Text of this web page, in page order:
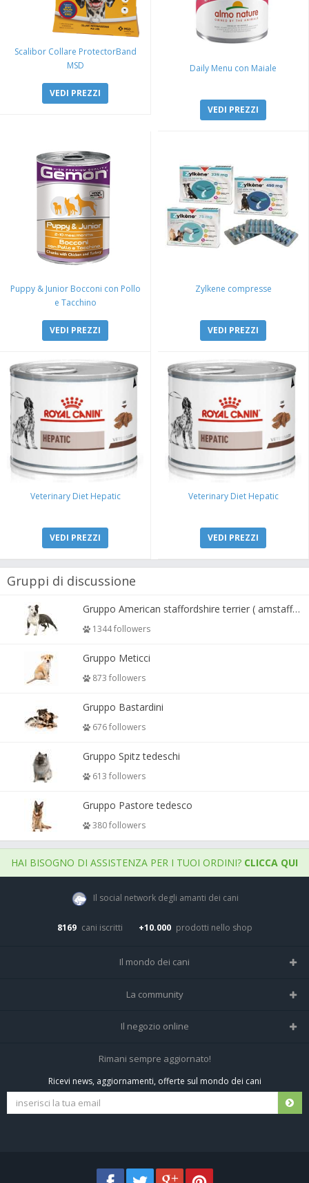
Scalibor Collare ProtectorBand
MSD
VEDI PREZZI
Daily Menu con Maiale
VEDI PREZZI
Puppy & Junior Bocconi con Pollo
e Tacchino
VEDI PREZZI
Zylkene compresse
VEDI PREZZI
Veterinary Diet Hepatic
VEDI PREZZI
Veterinary Diet Hepatic
VEDI PREZZI
Gruppi di discussione
Gruppo American staffordshire terrier ( amstaff, amastaff )
1344 followers
Gruppo Meticci
873 followers
Gruppo Bastardini
676 followers
Gruppo Spitz tedeschi
613 followers
Gruppo Pastore tedesco
380 followers
HAI BISOGNO DI ASSISTENZA PER I TUOI ORDINI? CLICCA QUI
Il social network degli amanti dei cani
8169 cani iscritti +10.000 prodotti nello shop
Il mondo dei cani
Tutte le razze
La community
Home
Tutti i cani iscritti
Il negozio online
Negozio per cani
Spedizioni e resi
Rimani sempre aggiornato!
Ricevi news, aggiornamenti, offerte sul mondo dei cani